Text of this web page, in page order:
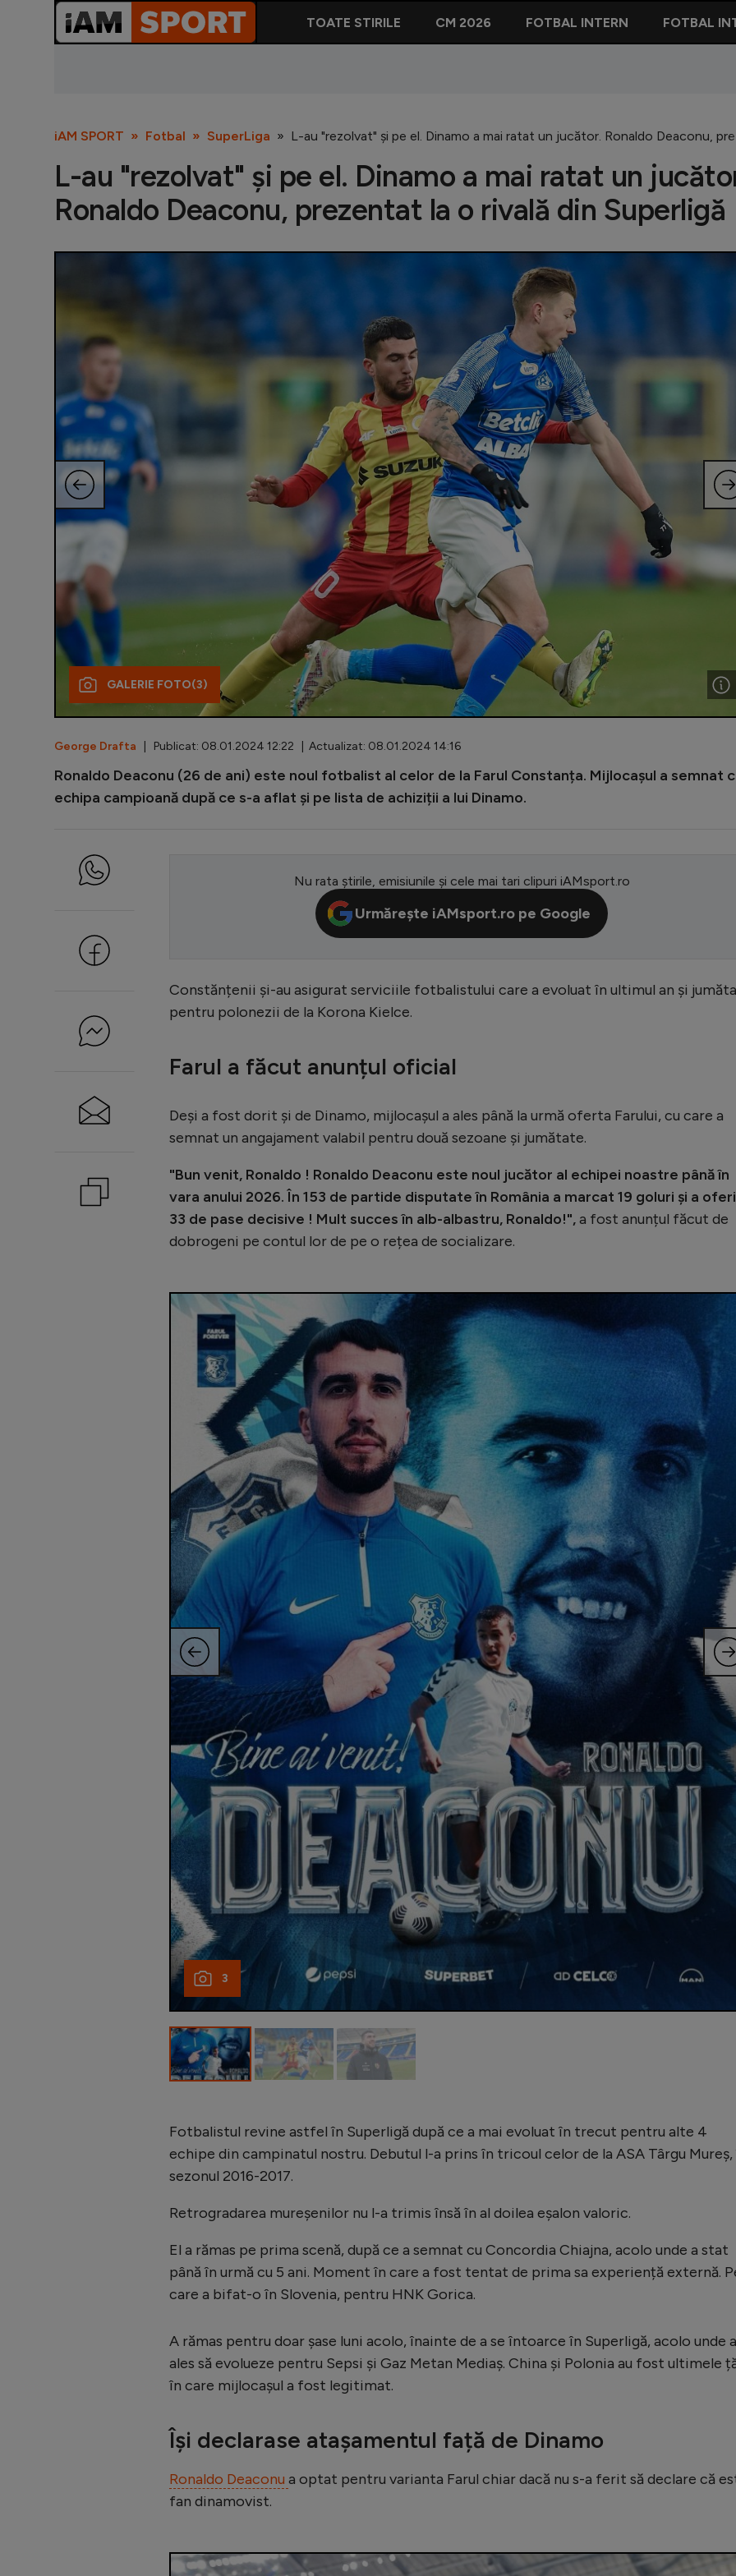
TOATE STIRILE CM 2026 FOTBAL INTERN FOTBAL
iAM SPORT Fotbal SuperLiga L-au "rezolvat" și pe el. Dinamo a mai ratat un jucător. Ronaldo Deaconu,
L-au "rezolvat" și pe el. Dinamo a mai ratat un
Ronaldo Deaconu, prezentat la o rivală din Superligă
GALERIE FOTO(3)
George Drafta | Publicat: 08.01.2024 12:22 | Actualizat: 08.01.2024 14:16
Ronaldo Deaconu (26 de ani) este noul fotbalist al celor de la Farul Constanța. Mijlocașul a semnat
echipa campioană după ce s-a aflat și pe lista de achiziții a lui Dinamo.
Nu rata știrile, emisiunile și cele mai tari clipuri iAMsport.ro
Urmărește iAMsport.ro pe Google
Constănțenii și-au asigurat serviciile fotbalistului care a evoluat în ultimul an și
pentru polonezii de la Korona Kielce.
Farul a făcut anunțul oficial
Deși a fost dorit și de Dinamo, mijlocașul a ales până la urmă oferta Farului, cu care a
semnat un angajament valabil pentru două sezoane și jumătate.
"Bun venit, Ronaldo ! Ronaldo Deaconu este noul jucător al echipei noastre până în
vara anului 2026. În 153 de partide disputate în România a marcat 19 goluri și a
33 de pase decisive ! Mult succes în alb-albastru, Ronaldo!",a fost anunțul făcut de
dobrogeni pe contul lor de pe o rețea de socializare.
3
Fotbalistul revine astfel în Superligă după ce a mai evoluat în trecut pentru alte 4
echipe din campinatul nostru. Debutul l-a prins în tricoul celor de la ASA Târgu Mureș,
sezonul 2016-2017.
Retrogradarea mureșenilor nu l-a trimis însă în al doilea eșalon valoric.
El a rămas pe prima scenă, după ce a semnat cu Concordia Chiajna, acolo unde a stat
până în urmă cu 5 ani. Moment în care a fost tentat de prima sa experiență externă.
care a bifat-o în Slovenia, pentru HNK Gorica.
A rămas pentru doar șase luni acolo, înainte de a se întoarce în Superligă, acolo unde a
ales să evolueze pentru Sepsi și Gaz Metan Mediaș. China și Polonia au fost ultimele
în care mijlocașul a fost legitimat.
Își declarase atașamentul față de Dinamo
Ronaldo Deaconu a optat pentru varianta Farul chiar dacă nu s-a ferit să declare că
fan dinamovist.